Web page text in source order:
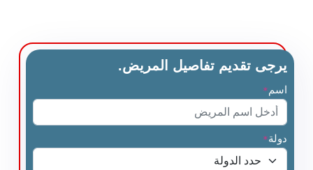
يرجى تقديم تفاصيل المريض.
اسم *
دولة*